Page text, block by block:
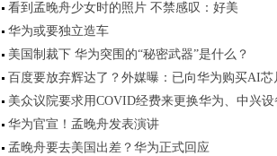
看到孟晚舟少女时的照片 不禁感叹：好美
华为或要独立造车
美国制裁下 华为突围的“秘密武器”是什么？
百度要放弃辉达了？外媒曝：已向华为购买AI芯
美众议院要求用COVID经费来更换华为、中兴设
华为官宣！孟晚舟发表演讲
孟晚舟要去美国出差？华为正式回应